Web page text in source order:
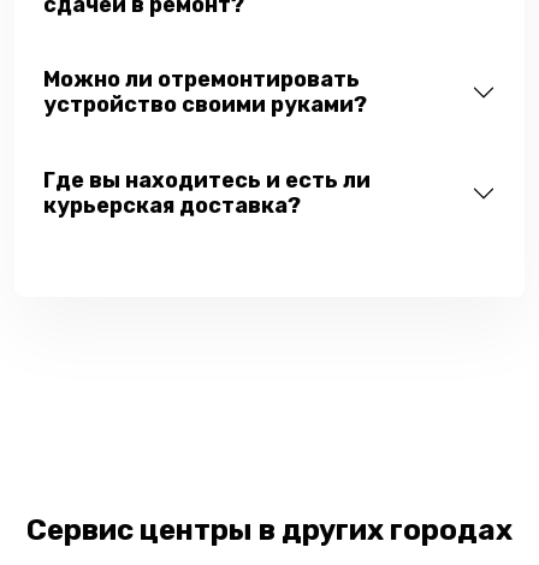
Можно ли отремонтировать
устройство своими руками?
Где вы находитесь и есть ли
курьерская доставка?
Сервис центры в других городах